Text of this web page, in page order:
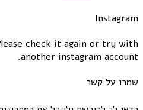
Instagram
check it again or try with
another instagram account.
שמרו על קשר